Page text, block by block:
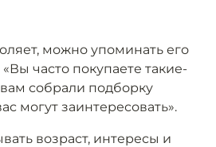
можно упоминать его
часто покупаете такие-
собрали подборку
могут заинтересовать».
возраст, интересы и